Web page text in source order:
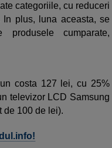
categoriile, cu reduceri
plus, luna aceasta, se
produsele cumparate,
costa 127 lei, cu 25%
televizor LCD Samsung
de 100 de lei).